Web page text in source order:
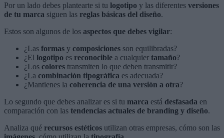
Por un lado debes plantearte si tu logotipo y las diferentes versiones
de tu marca siguen las reglas básicas del diseño.
Estos son algunos de los aspectos que debes vigilar:
¿Las formas y composiciones son equilibradas?
¿El logotipo es reconocible a cualquier tamaño?
¿Los colores transmiten lo que deben transmitir?
¿La combinación tipográfica es adecuada?
¿Mantienes la coherencia de una versión a otra?
Lo segundo que debes analizar es si tu marca está desfasada en
comparación con las tendencias actuales de branding y diseño.
Analiza qué recursos estéticos utilizan otras empresas, cómo son las